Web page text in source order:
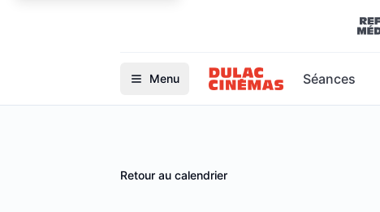
Menu Séances
Retour au calendrier